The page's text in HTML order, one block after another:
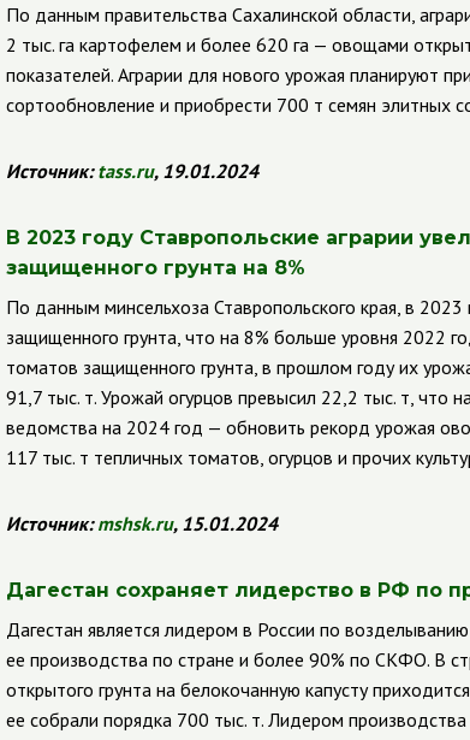
По данным правительства Сахалинской области,
2 тыс. га картофелем и более 620 га — овощами
показателей. Аграрии для нового урожая планируют
сортообновление и приобрести 700 т семян элитных
Источник:tass.ru, 19.01.2024
В 2023 году Ставропольские аграрии
защищенного грунта на 8%
По данным минсельхоза Ставропольского края, в
защищенного грунта, что на 8% больше уровня 2022
томатов защищенного грунта, в прошлом году их
91,7 тыс. т. Урожай огурцов превысил 22,2 тыс. т, что
ведомства на 2024 год — обновить рекорд урожая
117 тыс. т тепличных томатов, огурцов и прочих
Источник:mshsk.ru, 15.01.2024
Дагестан сохраняет лидерство в РФ по
Дагестан является лидером в России по
ее производства по стране и более 90% по СКФО. В
открытого грунта на белокочанную капусту
ее собрали порядка 700 тыс. т. Лидером